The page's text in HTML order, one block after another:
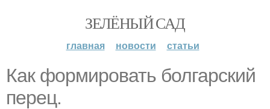
ЗЕЛЁНЫЙ САД
главная новости статьи
Как формировать болгарский
перец.